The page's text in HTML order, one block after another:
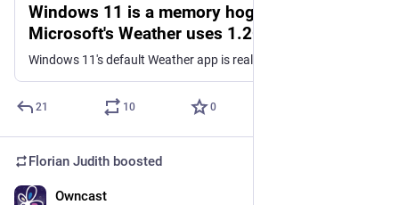
Windows 11 is a memory hog, even
Microsoft's Weather uses 1.2GB of RAM, 5x
more than macOS Weather
21 10 0
Florian Judith boosted
Owncast